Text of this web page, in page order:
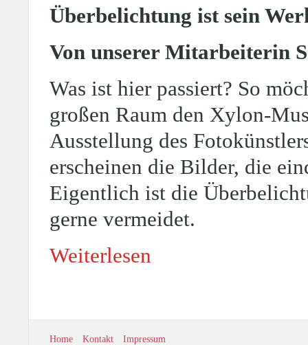
Überbelichtung ist sein
Von unserer Mitarbeiterin
Was ist hier passiert? So
großen Raum den Xylon-
Ausstellung des
erscheinen die Bilder, die
Eigentlich ist die
gerne vermeidet.
Weiterlesen
Home Kontakt Impressum